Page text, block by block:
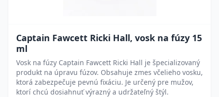
Captain Fawcett Ricki Hall, vosk na fúzy 15
ml
Vosk na fúzy Captain Fawcett Ricki Hall je špecializovaný
produkt na úpravu fúzov. Obsahuje zmes včelieho vosku,
ktorá zabezpečuje pevnú fixáciu. Je určený pre mužov,
ktorí chcú dosiahnuť výrazný a udržateľný štýl.